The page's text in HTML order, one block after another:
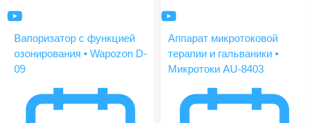
Вапоризатор с функцией
озонирования • Wapozon D-
09
Аппарат микротоковой
терапии и гальваники •
Микротоки AU-8403